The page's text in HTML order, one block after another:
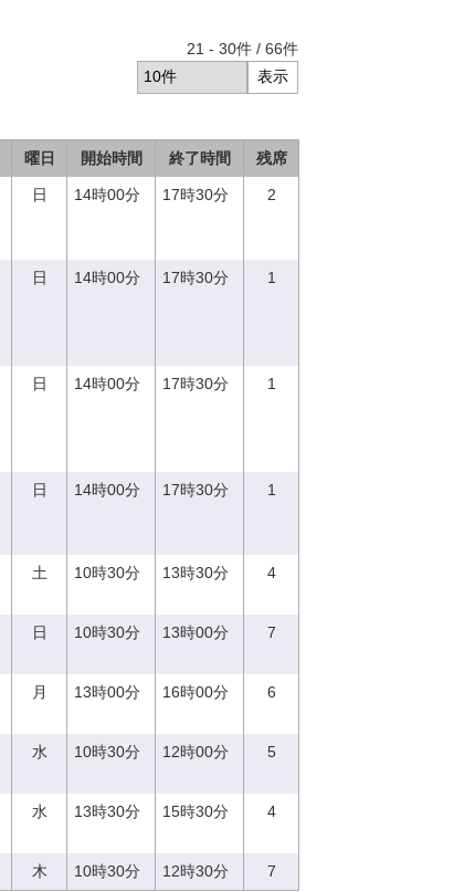
21 - 30件 / 66件
曜日 開始時間 終了時間 残席
日 14時00分 17時30分 2
日 14時00分 17時30分 1
日 14時00分 17時30分 1
日 14時00分 17時30分 1
土 10時30分 13時30分 4
日 10時30分 13時00分 7
月 13時00分 16時00分 6
水 10時30分 12時00分 5
水 13時30分 15時30分 4
木 10時30分 12時30分 7